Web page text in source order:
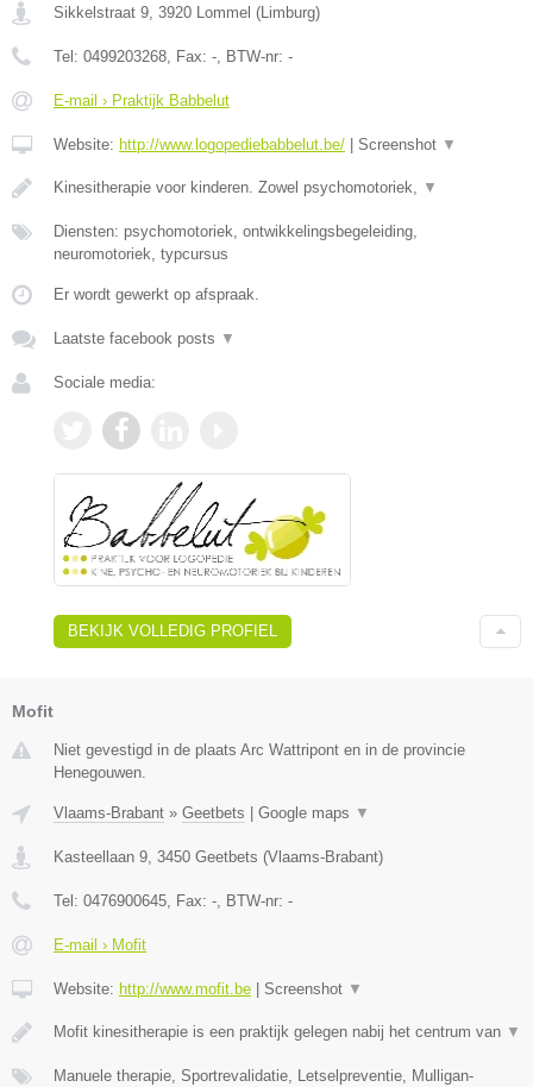
Sikkelstraat 9, 3920 Lommel (Limburg)
Tel: 0499203268, Fax: -, BTW-nr: -
E-mail › Praktijk Babbelut
Website: http://www.logopediebabbelut.be/ Screenshot ▼
Kinesitherapie voor kinderen. Zowel psychomotoriek, ▼
Diensten: psychomotoriek, ontwikkelingsbegeleiding,
neuromotoriek, typcursus
Er wordt gewerkt op afspraak.
Laatste facebook posts ▼
Sociale media:
BEKIJK VOLLEDIG PROFIEL
Mofit
Niet gevestigd in de plaats Arc Wattripont en in de provincie
Henegouwen.
Vlaams-Brabant » Geetbets | Google maps ▼
Kasteellaan 9 3450 Geetbets (Vlaams-Brabant)
Tel: 0476900645 , Fax: - , BTW-nr: -
E-mail › Mofit
Website: http://www.mofit.be | Screenshot ▼
Mofit kinesitherapie is een praktijk gelegen nabij het centrum van ▼
Manuele therapie, Sportrevalidatie, Letselpreventie, Mulligan-